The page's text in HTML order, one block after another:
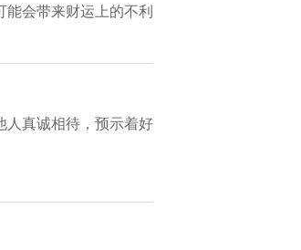
会带来财运上的不利
人真诚相待，预示着好